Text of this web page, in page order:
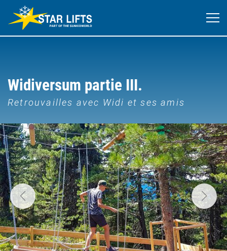
Widiversum partie III.
Retrouvailles avec Widi et ses amis